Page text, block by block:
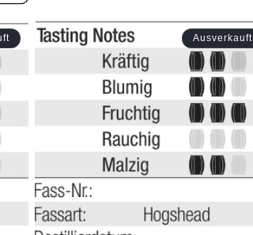
Ausverkauft